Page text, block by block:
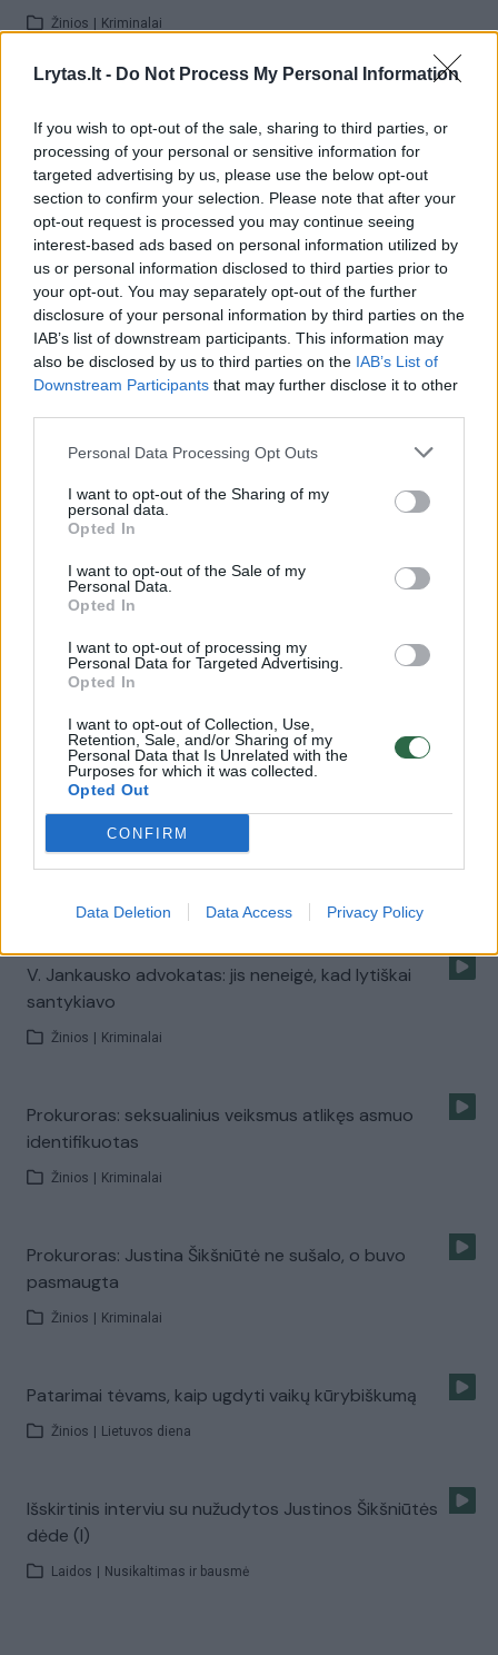
Lrytas.lt - Do Not Process My Personal Information
If you wish to opt-out of the sale, sharing to third parties, or
processing of your personal or sensitive information for
targeted advertising by us, please use the below opt-out
section to confirm your selection. Please note that after your
opt-out request is processed you may continue seeing
interest-based ads based on personal information utilized by
us or personal information disclosed to third parties prior to
your opt-out. You may separately opt-out of the further
disclosure of your personal information by third parties on the
IAB’s list of downstream participants. This information may
also be disclosed by us to third parties on the IAB’s List of
Downstream Participants that may further disclose it to other
Personal Data Processing Opt Outs
I want to opt-out of the Sharing of my
personal data.
Opted In
I want to opt-out of the Sale of my
Personal Data.
Opted In
I want to opt-out of processing my
Personal Data for Targeted Advertising.
Opted In
I want to opt-out of Collection, Use,
Retention, Sale, and/or Sharing of my
Personal Data that Is Unrelated with the
Purposes for which it was collected.
Opted Out
CONFIRM
Data Deletion Data Access Privacy Policy
Žinios Kriminalai
anksto
Kriminalai
Teismą pasiekė rezonansinė J. Šikšniūtės nužudymo
byla
Žinios
Studentės prievartautojas ir žudikas yra pakaltinamas
Žinios | Kriminalai
Patarimai, kaip mokyti vaikus labiau pasitikėti savimi
Žinios | Gyvenimo būdas
Vaikams tobulėti padeda refleksijos metodas
Žinios | Lietuvos diena
Kūrybiškumo ugdymas - raktas į sėkmingą karjerą
Žinios | Lietuvos diena
Valdas Jankauskas apie smaugimą advokatui nieko
V. Jankausko advokatas: jis neneigė, kad lytiškai
santykiavo
Žinios Kriminalai
Prokuroras: seksualinius veiksmus atlikęs asmuo
identifikuotas
Žinios Kriminalai
Prokuroras: Justina Šikšniūtė ne sušalo, o buvo
pasmaugta
Žinios Kriminalai
Patarimai tėvams, kaip ugdyti vaikų kūrybiškumą
Žinios Lietuvos diena
Išskirtinis interviu su nužudytos Justinos Šikšniūtės
dėde (I)
Laidos Nusikaltimas ir bausmė